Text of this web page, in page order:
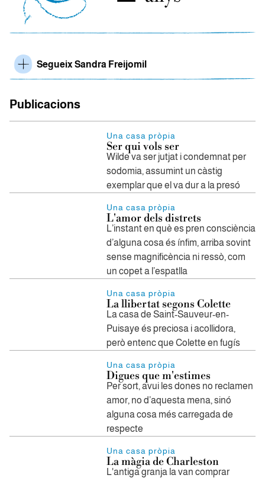
Segueix Sandra Freijomil
Publicacions
Una casa pròpia
Ser qui vols ser
Wilde va ser jutjat i condemnat per
sodomia, assumint un càstig
exemplar que el va dur a la presó
Una casa pròpia
L'amor dels distrets
L’instant en què es pren consciència
d’alguna cosa és ínfim, arriba sovint
sense magnificència ni ressò, com
un copet a l’espatlla
Una casa pròpia
La llibertat segons Colette
La casa de Saint-Sauveur-en-
Puisaye és preciosa i acollidora,
però entenc que Colette en fugís
Una casa pròpia
Digues que m'estimes
Per sort, avui les dones no reclamen
amor, no d’aquesta mena, sinó
alguna cosa més carregada de
respecte
Una casa pròpia
La màgia de Charleston
L'antiga granja la van comprar